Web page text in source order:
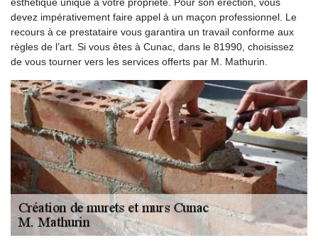
devez impérativement faire appel à un maçon professionnel. Le
recours à ce prestataire vous garantira un travail conforme aux
règles de l’art. Si vous êtes à Cunac, dans le 81990, choisissez
de vous tourner vers les services offerts par M. Mathurin.